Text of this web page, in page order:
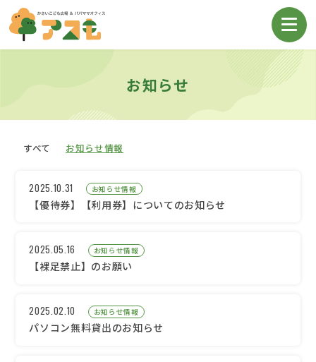
お知らせ
すべて お知らせ情報
2025.10.31 お知らせ情報
【優待券】【利用券】についてのお知らせ
2025.05.16 お知らせ情報
【裸足禁止】のお願い
2025.02.10 お知らせ情報
パソコン無料貸出のお知らせ